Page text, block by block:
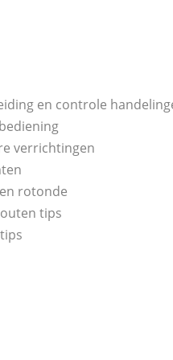
en controle
verrichtingen
rotonde
tips